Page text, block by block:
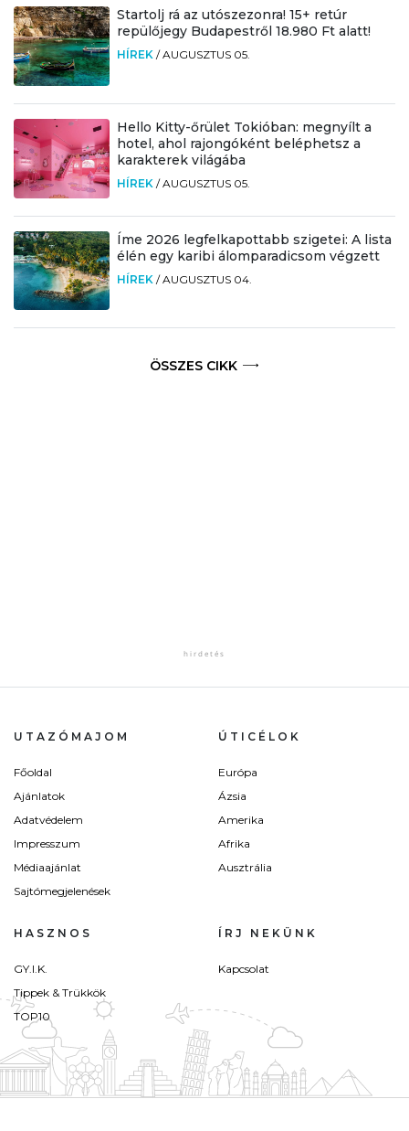
Startolj rá az utószezonra! 15+ retúr
repülőjegy Budapestről 18.980 Ft alatt!
HÍREK /AUGUSZTUS 05.
Hello Kitty-őrület Tokióban: megnyílt a
hotel, ahol rajongóként beléphetsz a
karakterek világába
HÍREK /AUGUSZTUS 05.
Íme 2026 legfelkapottabb szigetei: A lista
élén egy karibi álomparadicsom végzett
HÍREK /AUGUSZTUS 04.
ÖSSZES CIKK
UTAZÓMAJOM
Főoldal
Ajánlatok
Adatvédelem
Impresszum
Médiaajánlat
Sajtómegjelenések
ÚTICÉLOK
Európa
Ázsia
Amerika
Afrika
Ausztrália
HASZNOS
GY.I.K.
Tippek & Trükkök
TOP10
ÍRJ NEKÜNK
Kapcsolat